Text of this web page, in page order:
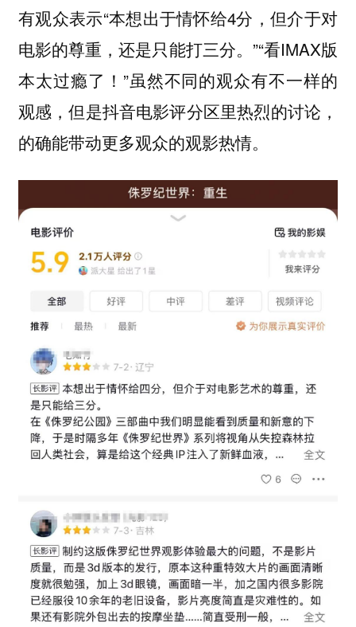
有观众表示“本想出于情怀给4分，但介于对
电影的尊重，还是只能打三分。”“看IMAX版
本太过瘾了！”虽然不同的观众有不一样的
观感，但是抖音电影评分区里热烈的讨论，
的确能带动更多观众的观影热情。